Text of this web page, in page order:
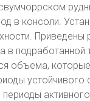
в консоли.
Приведены
в подработанной
объема,
устойчивого